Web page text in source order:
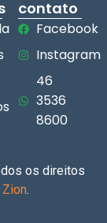
contato
Facebook
Instagram
46
3536
8600
os direitos
Zion.